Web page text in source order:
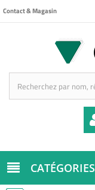
Contact & Magasin
CATÉGORIES